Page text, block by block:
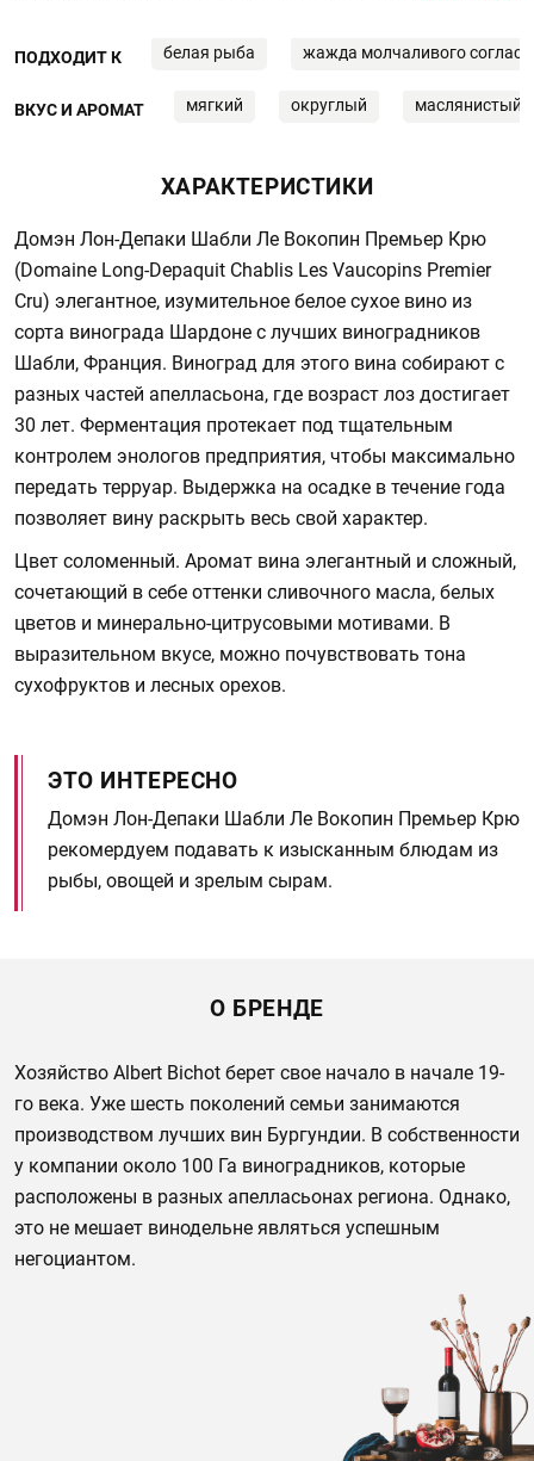
ПОДХОДИТ К белая рыба жажда молчаливого
ВКУС И АРОМАТ мягкий округлый маслянистый
ХАРАКТЕРИСТИКИ
Домэн Лон-Депаки Шабли Ле Вокопин Премьер Крю
(Domaine Long-Depaquit Chablis Les Vaucopins Premier
Cru) элегантное, изумительное белое сухое вино из
сорта винограда Шардоне с лучших виноградников
Шабли, Франция. Виноград для этого вина собирают с
разных частей апелласьона, где возраст лоз достигает
30 лет. Ферментация протекает под тщательным
контролем энологов предприятия, чтобы максимально
передать терруар. Выдержка на осадке в течение года
позволяет вину раскрыть весь свой характер.
Цвет соломенный. Аромат вина элегантный и сложный,
сочетающий в себе оттенки сливочного масла, белых
цветов и минерально-цитрусовыми мотивами. В
выразительном вкусе, можно почувствовать тона
сухофруктов и лесных орехов.
ЭТО ИНТЕРЕСНО
Домэн Лон-Депаки Шабли Ле Вокопин Премьер Крю
рекомердуем подавать к изысканным блюдам из
рыбы, овощей и зрелым сырам.
О БРЕНДЕ
Хозяйство Albert Bichot берет свое начало в начале 19-
го века. Уже шесть поколений семьи занимаются
производством лучших вин Бургундии. В собственности
у компании около 100 Га виноградников, которые
расположены в разных апелласьонах региона. Однако,
это не мешает винодельне являться успешным
негоциантом.